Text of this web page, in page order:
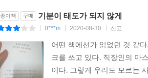
종이책 구매 기분이 태도가 되지 않게
0***m 2020-08-30 신고
어떤 책에선가 읽었던 것 같
크를 쓰고 있다. 직장인의 마
이다. 그렇게 우리도 모르는